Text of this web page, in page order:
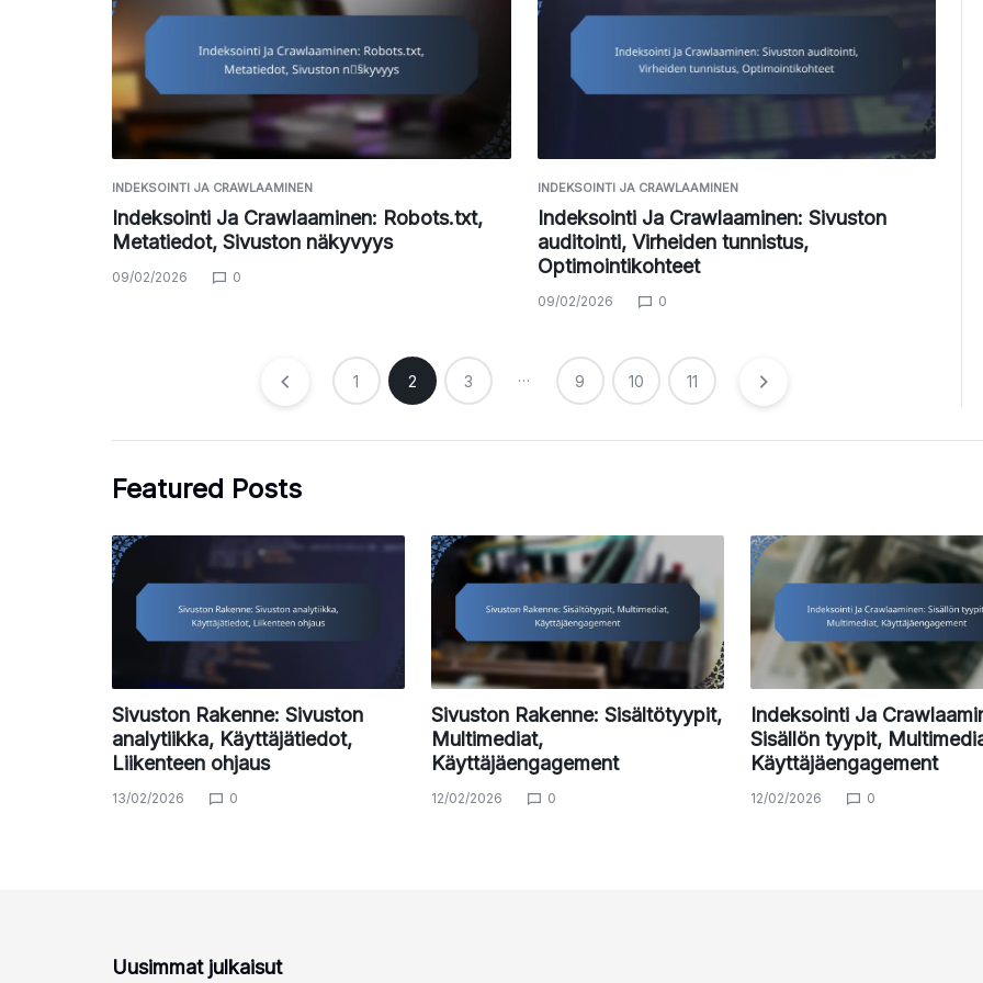
INDEKSOINTI JA CRAWLAAMINEN
Indeksointi Ja Crawlaaminen: Robots.txt,
Metatiedot, Sivuston näkyvyys
09/02/2026 0
INDEKSOINTI JA CRAWLAAMINEN
Indeksointi Ja Crawlaaminen: Sivuston
auditointi, Virheiden tunnistus,
Optimointikohteet
09/02/2026 0
pagination
1 2 3 … 9 10 11
Featured Posts
Sivuston Rakenne: Sivuston
analytiikka, Käyttäjätiedot,
Liikenteen ohjaus
13/02/2026 0
Sivuston Rakenne: Sisältötyypit,
Multimediat,
Käyttäjäengagement
12/02/2026 0
Indeksointi Ja
Sisällön tyypit,
Käyttäjäengagement
12/02/2026 0
Uusimmat julkaisut